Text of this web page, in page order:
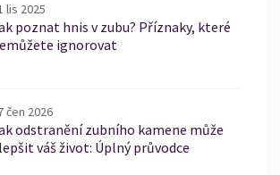
lis 2025
poznat hnis v zubu? Příznaky, které
ignorovat
čen 2026
odstranění zubního kamene může
váš život: Úplný průvodce